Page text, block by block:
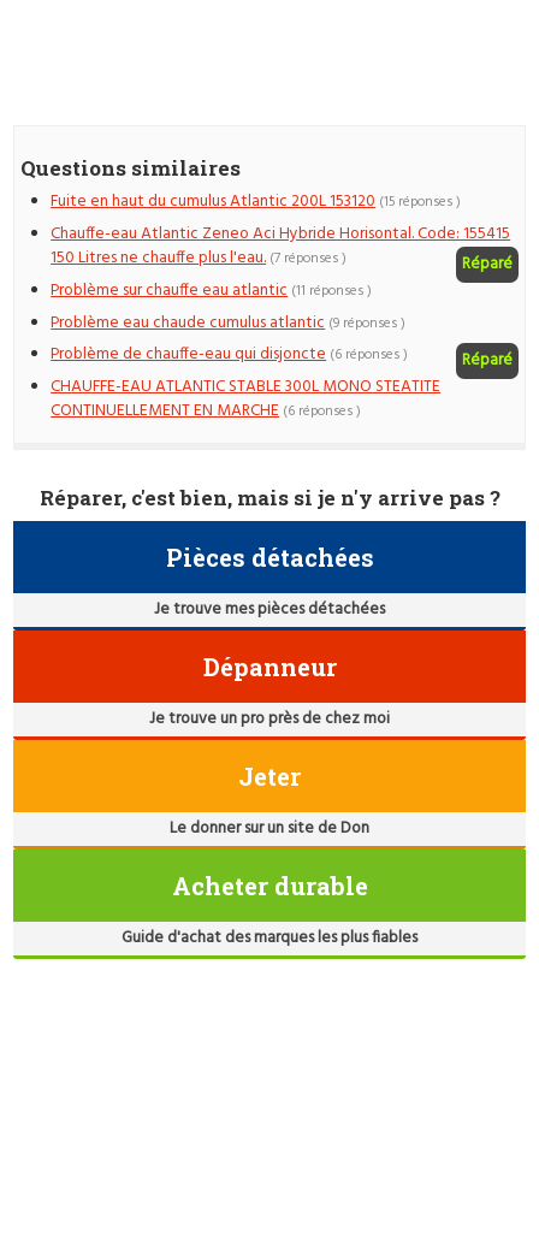
Questions similaires
Fuite en haut du cumulus Atlantic 200L 153120 (15 réponses )
Chauffe-eau Atlantic Zeneo Aci Hybride Horisontal. Code: 155415
150 Litres ne chauffe plus l'eau.
Réparé
(7 réponses )
Problème sur chauffe eau atlantic (11 réponses )
Problème eau chaude cumulus atlantic (9 réponses )
Problème de chauffe-eau qui disjoncte Réparé
(6 réponses )
CHAUFFE-EAU ATLANTIC STABLE 300L MONO STEATITE
CONTINUELLEMENT EN MARCHE (6 réponses )
Réparer, c'est bien, mais si je n'y arrive pas ?
Pièces détachées
Je trouve mes pièces détachées
Dépanneur
Je trouve un pro près de chez moi
Jeter
Le donner sur un site de Don
Acheter durable
Guide d'achat des marques les plus fiables